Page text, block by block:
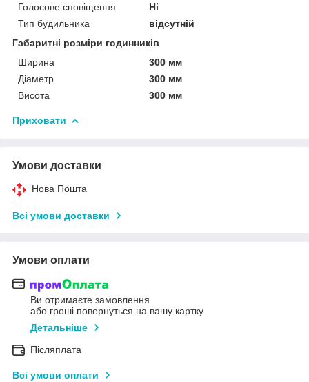
Голосове сповіщення
Ні
Тип будильника
відсутній
Габаритні розміри годинників
Ширина
300 мм
Діаметр
300 мм
Висота
300 мм
Приховати
Умови доставки
Нова Пошта
Всі умови доставки
Умови оплати
Ви отримаєте замовлення
або гроші повернуться на вашу картку
Детальніше
Післяплата
Всі умови оплати